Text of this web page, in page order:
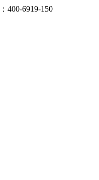
400-6919-150